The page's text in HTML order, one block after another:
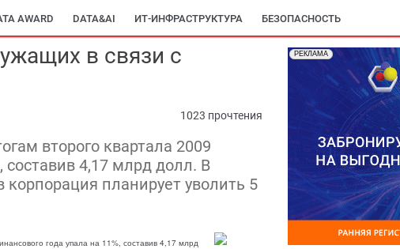
AWARD DATA&AI ИТ-ИНФРАСТРУКТУРА БЕЗОПАСНОСТЬ
в связи с
1023 прочтения
второго квартала 2009
составив 4,17 млрд долл. В
планирует уволить 5
года упала на 11%, составив 4,17 млрд
РЕКЛАМА